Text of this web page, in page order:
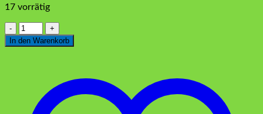
17 vorrätig
Phalaris
Blumenbündel
Natur
In den Warenkorb